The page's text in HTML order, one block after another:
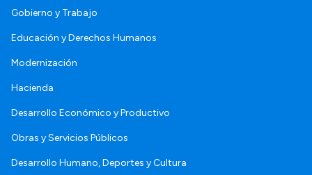
Gobierno y Trabajo
Educación y Derechos Humanos
Modernización
Hacienda
Desarrollo Económico y Productivo
Obras y Servicios Públicos
Desarrollo Humano, Deportes y Cultura